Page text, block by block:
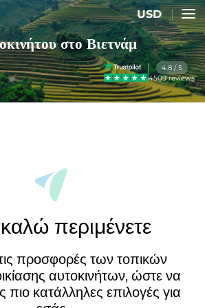
USD
στο Βιετνάμ
4.8 / 5
4509 reviews
περιμένετε
προσφορές των τοπικών
αυτοκινήτων, ώστε να
πιο κατάλληλες επιλογές για